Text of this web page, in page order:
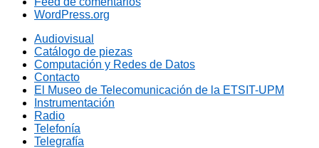
WordPress.org
Audiovisual
Catálogo de piezas
Computación y Redes de Datos
Contacto
El Museo de Telecomunicación de la ETSIT-UPM
Instrumentación
Radio
Telefonía
Telegrafía